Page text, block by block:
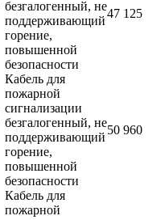
безгалогенный, не
поддерживающий
горение,
повышенной
безопасности
47 125
Кабель для
пожарной
сигнализации
безгалогенный, не
поддерживающий
горение,
повышенной
безопасности
50 960
Кабель для
пожарной